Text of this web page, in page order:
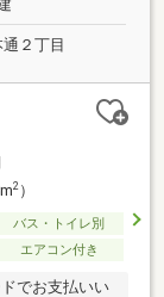
２丁目
2）
バス・トイレ別
エアコン付き
でお支払いい